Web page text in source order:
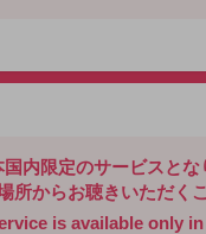
内限定のサービスとな
所からお聴きいただく
is available only in